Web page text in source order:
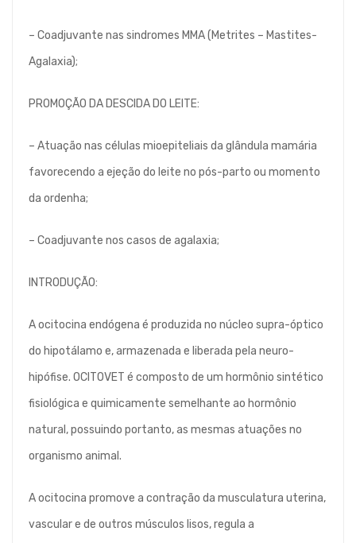
– Coadjuvante nas sindromes MMA (Metrites – Mastites-
Agalaxia);
PROMOÇÃO DA DESCIDA DO LEITE:
– Atuação nas células mioepiteliais da glândula mamária
favorecendo a ejeção do leite no pós-parto ou momento
da ordenha;
– Coadjuvante nos casos de agalaxia;
INTRODUÇÃO:
A ocitocina endógena é produzida no núcleo supra-óptico
do hipotálamo e, armazenada e liberada pela neuro-
hipófise. OCITOVET é composto de um hormônio sintético
fisiológica e quimicamente semelhante ao hormônio
natural, possuindo portanto, as mesmas atuações no
organismo animal.
A ocitocina promove a contração da musculatura uterina,
vascular e de outros músculos lisos, regula a